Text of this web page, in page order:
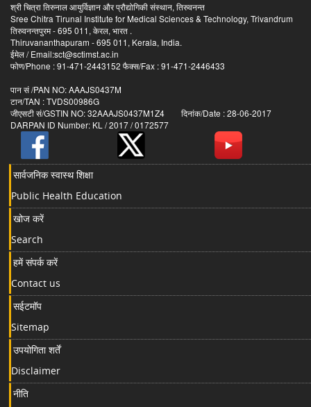
श्री चित्रा तिरुनाल आयुर्विज्ञान और प्रौद्योगिकी संस्थान, तिरुवनन्त
Sree Chitra Tirunal Institute for Medical Sciences & Technology, Trivandrum
तिरुवनन्तपुरम - 695 011, केरल, भारत .
Thiruvananthapuram - 695 011, Kerala, India.
ईमेल / Email:sct@sctimst.ac.in
फोण/Phone : 91-471-2443152 फैक्स/Fax : 91-471-2446433
पान सं /PAN NO: AAAJS0437M
टान/TAN : TVDS00986G
जीएसटी सं/GSTIN NO: 32AAAJS0437M1Z4 दिनांक/Date : 28-06-2017
DARPAN ID Number: KL / 2017 / 0172577
सार्वजनिक स्वास्थ शिक्षा
Public Health Education
खोज करें
Search
हमें संपर्क करें
Contact us
सईटमॉप
Sitemap
उपयोगिता शर्तें
Disclaimer
नीति